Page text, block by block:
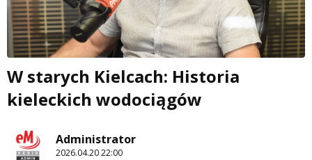
W starych Kielcach: Historia
kieleckich wodociągów
Administrator
2026.04.20 22:00